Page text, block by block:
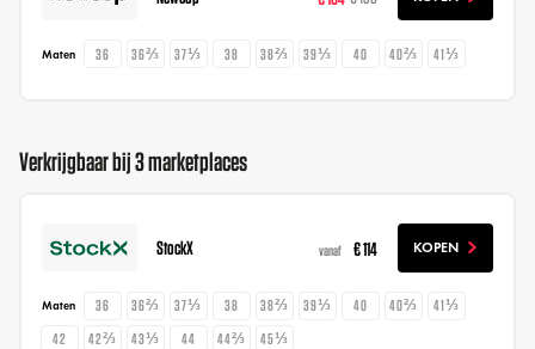
Maten 36 36⅔ 37⅓ 38 38⅔ 39⅓ 40 40⅔ 41⅓
Verkrijgbaar bij 3 marketplaces
StockX vanaf € 114 KOPEN
Maten 36 36⅔ 37⅓ 38 38⅔ 39⅓ 40 40⅔
41⅓
42
42⅔ 43⅓ 44 44⅔ 45⅓